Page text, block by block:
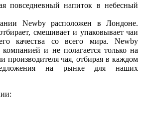
повседневный напиток в небесный
Newby расположен в Лондоне.
смешивает и упаковывает чаи
качества со всего мира. Newby
компанией и не полагается только на
производителя чая, отбирая в каждом
на рынке для наших